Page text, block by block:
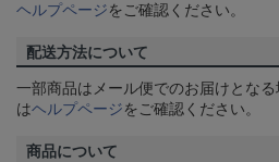
ヘルプページをご確認ください。
配送方法について
一部商品はメール便でのお届けとな
はヘルプページをご確認ください。
商品について